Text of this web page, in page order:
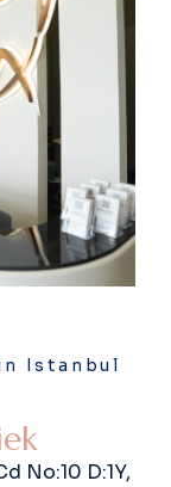
Istanbul
ek
No:10 D:1Y,